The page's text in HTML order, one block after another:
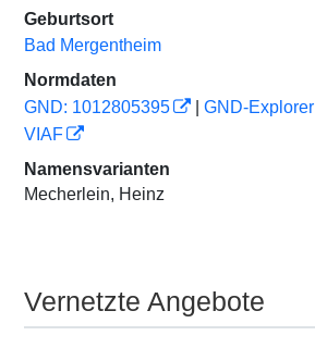
Geburtsort
Bad Mergentheim
Normdaten
GND: 1012805395
GND-Explorer
VIAF
Namensvarianten
Mecherlein, Heinz
Vernetzte Angebote